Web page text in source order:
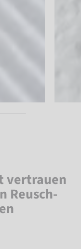
vertrauen
Reusch-